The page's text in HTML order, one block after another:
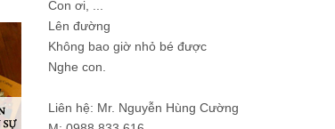
Con ơi, ...
Lên đường
Không bao giờ nhỏ bé được
Nghe con.
Liên hệ: Mr. Nguyễn Hùng Cường